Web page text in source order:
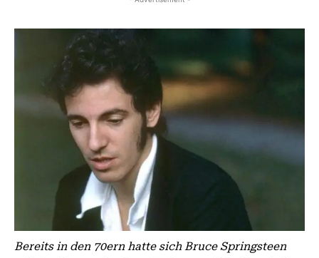
Bereits in den 70ern hatte sich Bruce Springsteen